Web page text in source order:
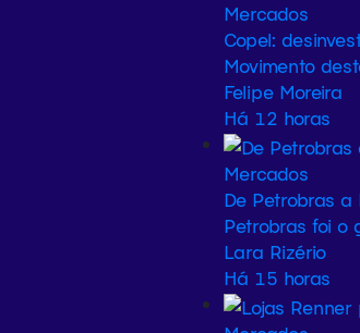
Mercados
Copel:
Movimento
Felipe Moreira
Há 12 horas
Mercados
De Petrobras
Petrobras foi o
Lara Rizério
Há 15 horas